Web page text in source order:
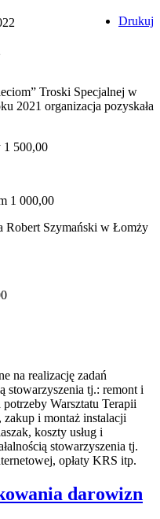
Drukuj
Troski Specjalnej w
2021 organizacja pozyskała
1 500,00
1 000,00
Robert Szymański w Łomży
na realizację zadań
stowarzyszenia tj.: remont i
Warsztatu Terapii
i montaż instalacji
koszty usług i
stowarzyszenia tj.
opłaty KRS itp.
darowizn